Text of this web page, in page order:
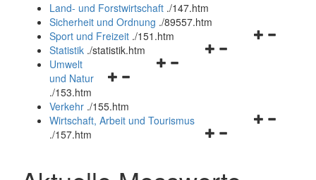
und
schließen
Land- und Forstwirtschaft ./147.htm
Sicherheit und Ordnung ./89557.htm
Navigationsmenü
Sport und Freizeit ./151.htm
Navigationsmenü
Statistik ./statistik.htm
Navigationsmenü
und
schließen
Umwelt
und Natur
./153.htm
Verkehr ./155.htm
Navigationsmenü
schließen
Wirtschaft, Arbeit und Tourismus
./157.htm